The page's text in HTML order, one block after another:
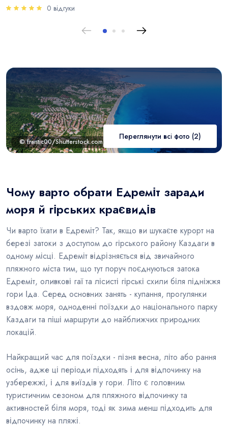
0 відгуки
© frantic00/Shutterstock.com
Переглянути всі фото (2)
Чому варто обрати Едреміт заради
моря й гірських краєвидів
Чи варто їхати в Едреміт? Так, якщо ви шукаєте курорт на
березі затоки з доступом до гірського району Каздаги в
одному місці. Едреміт відрізняється від звичайного
пляжного міста тим, що тут поруч поєднуються затока
Едреміт, оливкові гаї та лісисті гірські схили біля підніжжя
гори Іда. Серед основних занять - купання, прогулянки
вздовж моря, одноденні поїздки до національного парку
Каздаги та піші маршрути до найближчих природних
локацій.
Найкращий час для поїздки - пізня весна, літо або рання
осінь, адже ці періоди підходять і для відпочинку на
узбережжі, і для виїздів у гори. Літо є головним
туристичним сезоном для пляжного відпочинку та
активностей біля моря, тоді як зима менш підходить для
відпочинку на пляжі.